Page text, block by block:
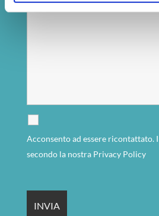
Acconsento ad essere ricontattato.
secondo la nostra Privacy Policy